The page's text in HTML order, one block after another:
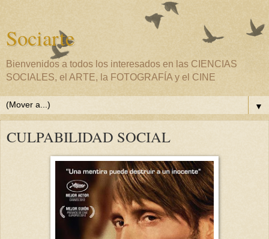
Sociarte
Bienvenidos a todos los interesados en las CIENCIAS
SOCIALES, el ARTE, la FOTOGRAFÍA y el CINE
▼
CULPABILIDAD SOCIAL